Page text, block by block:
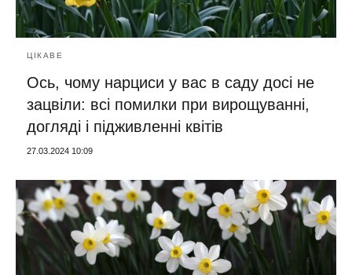
ЦІКАВЕ
Ось, чому нарциси у вас в саду досі не
зацвіли: всі помилки при вирощуванні,
догляді і підживленні квітів
27.03.2024 10:09